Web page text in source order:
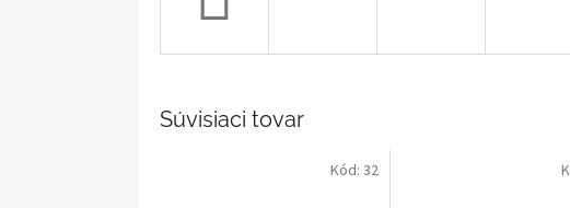
Súvisiaci tovar
Kód: 32